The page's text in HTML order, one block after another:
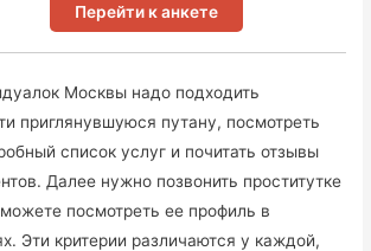
Перейти к анкете
Москвы надо подходить
приглянувшуюся путану, посмотреть
список услуг и почитать отзывы
Далее нужно позвонить проститутке
посмотреть ее профиль в
Эти критерии различаются у каждой,